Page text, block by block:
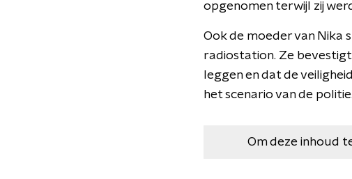
opgenomen terwijl zij
Ook de moeder van Nika
radiostation. Ze
leggen en dat de
het scenario van de politie.
Om deze inhoud